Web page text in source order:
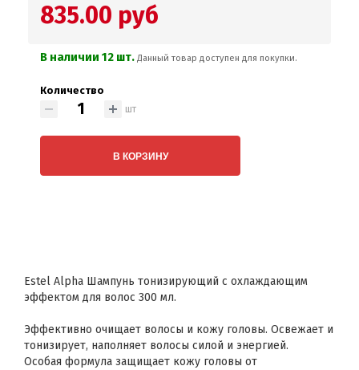
835.00 руб
В наличии 12 шт. Данный товар доступен для покупки.
Количество
шт
В КОРЗИНУ
Estel Alpha Шампунь тонизирующий с охлаждающим
эффектом для волос 300 мл.
Эффективно очищает волосы и кожу головы. Освежает и
тонизирует, наполняет волосы силой и энергией.
Особая формула защищает кожу головы от